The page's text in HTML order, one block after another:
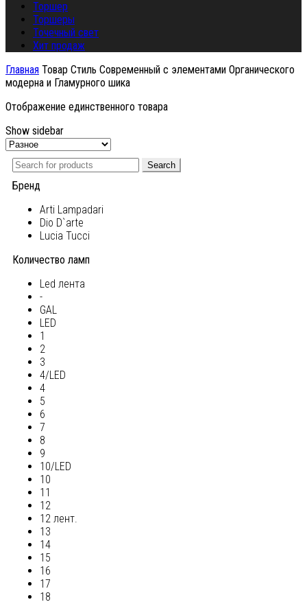
Торшер
Торшеры
Точечный свет
Хит продаж
Главная Товар Стиль Современный с элементами Органического
модерна и Гламурного шика
Отображение единственного товара
Show sidebar
Search
Бренд
Arti Lampadari
Dio D`arte
Lucia Tucci
Количество ламп
Led лента
-
GAL
LED
1
2
3
4/LED
4
5
6
7
8
9
10/LED
10
11
12
12 лент.
13
14
15
16
17
18